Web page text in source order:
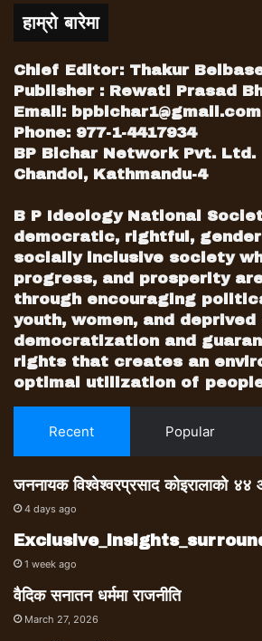
हाम्रो बारेमा
Chief Editor: Thakur
Publisher : Rewati Prasad
Email: bpbichar1@gmail.com
Phone: 977-1-4417934
BP Bichar Network Pvt. Ltd.
Chandol, Kathmandu-4
B P Ideology National
democratic, rightful,
socially inclusive society
progress, and prosperity
through encouraging
youth, women, and
democratization and
rights that creates an
optimal utilization of
Recent Popular
जननायक विश्वेश्वरप्रसाद कोइरालाको
4 days ago
1 week ago
वैदिक सनातन धर्ममा राजनीति
March 27, 2026